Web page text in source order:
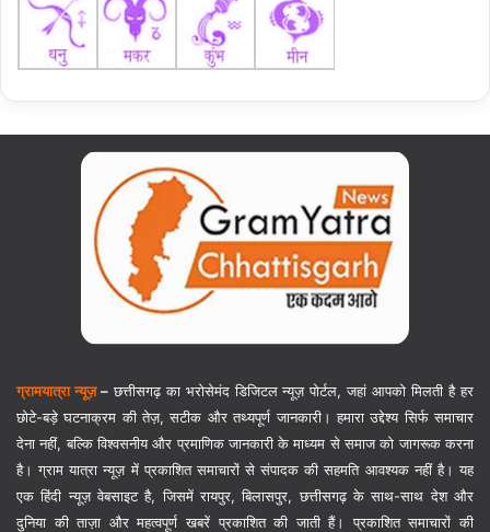
ग्रामयात्रा न्यूज़–छत्तीसगढ़ का भरोसेमंद डिजिटल न्यूज़ पोर्टल, जहां आपको मिलती है हर
छोटे-बड़े घटनाक्रम की तेज़, सटीक और तथ्यपूर्ण जानकारी। हमारा उद्देश्य सिर्फ समाचार
देना नहीं, बल्कि विश्वसनीय और प्रमाणिक जानकारी के माध्यम से समाज को जागरूक करना
है। ग्राम यात्रा न्यूज़ में प्रकाशित समाचारों से संपादक की सहमति आवश्यक नहीं है। यह
एक हिंदी न्यूज़ वेबसाइट है, जिसमें रायपुर, बिलासपुर, छत्तीसगढ़ के साथ-साथ देश और
दुनिया की ताज़ा और महत्वपूर्ण खबरें प्रकाशित की जाती हैं। प्रकाशित समाचारों की